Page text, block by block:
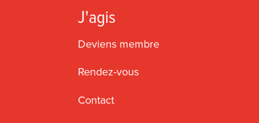
J'agis
Deviens membre
Rendez-vous
Contact